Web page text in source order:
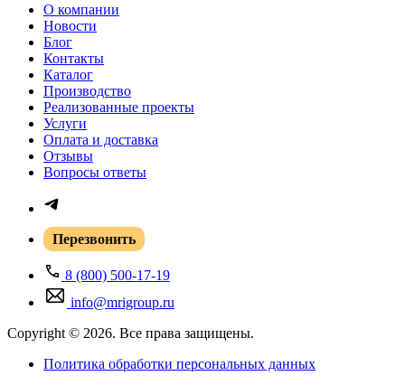
О компании
Новости
Блог
Контакты
Каталог
Производство
Реализованные проекты
Услуги
Оплата и доставка
Отзывы
Вопросы ответы
Перезвонить
8 (800) 500-17-19
info@mrigroup.ru
Copyright © 2026. Все права защищены.
Политика обработки персональных данных